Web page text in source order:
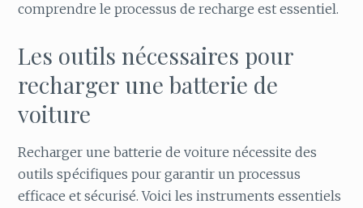
comprendre le processus de recharge est essentiel.
Les outils nécessaires pour
recharger une batterie de
voiture
Recharger une batterie de voiture nécessite des
outils spécifiques pour garantir un processus
efficace et sécurisé. Voici les instruments essentiels